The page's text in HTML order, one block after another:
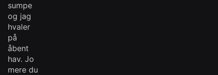
sumpe
og jag
hvaler
på
åbent
hav. Jo
mere du